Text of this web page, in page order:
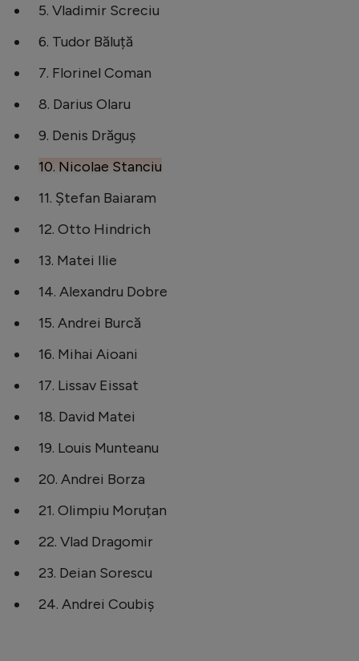
5. Vladimir Screciu
6. Tudor Băluță
7. Florinel Coman
8. Darius Olaru
9. Denis Drăguș
10. Nicolae Stanciu
11. Ștefan Baiaram
12. Otto Hindrich
13. Matei Ilie
14. Alexandru Dobre
15. Andrei Burcă
16. Mihai Aioani
17. Lissav Eissat
18. David Matei
19. Louis Munteanu
20. Andrei Borza
21. Olimpiu Moruțan
22. Vlad Dragomir
23. Deian Sorescu
24. Andrei Coubiș